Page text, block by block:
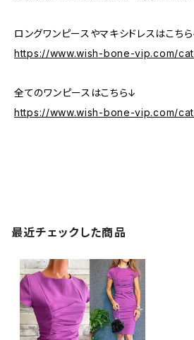
ロングワンピースやマキシドレスはこち
https://www.wish-bone-vip.com/
全てのワンピースはこちら↓
https://www.wish-bone-vip.com/
最近チェックした商品